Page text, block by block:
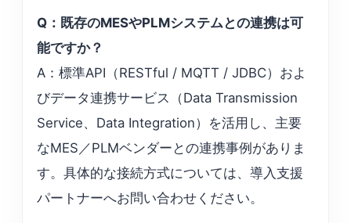
Q：既存のMESやPLMシステムとの連携は可
能ですか？
A：標準API（RESTful / MQTT / JDBC）およ
びデータ連携サービス（Data Transmission
Service、Data Integration）を活用し、主要
なMES／PLMベンダーとの連携事例がありま
す。具体的な接続方式については、導入支援
パートナーへお問い合わせください。